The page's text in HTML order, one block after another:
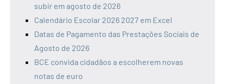
subir em agosto de 2026
Calendário Escolar 2026 2027 em Excel
Datas de Pagamento das Prestações Sociais de
Agosto de 2026
BCE convida cidadãos a escolherem novas
notas de euro